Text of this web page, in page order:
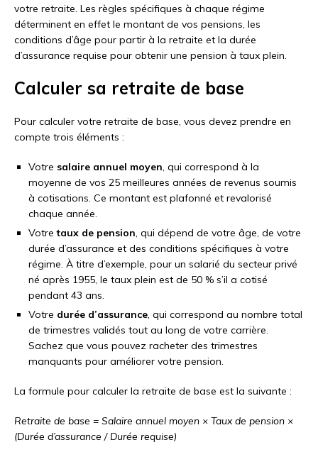
votre retraite. Les règles spécifiques à chaque régime
déterminent en effet le montant de vos pensions, les
conditions d’âge pour partir à la retraite et la durée
d’assurance requise pour obtenir une pension à taux plein.
Calculer sa retraite de base
Pour calculer votre retraite de base, vous devez prendre en
compte trois éléments :
Votre salaire annuel moyen, qui correspond à la
moyenne de vos 25 meilleures années de revenus soumis
à cotisations. Ce montant est plafonné et revalorisé
chaque année.
Votretaux de pension, qui dépend de votre âge, de votre
durée d’assurance et des conditions spécifiques à votre
régime. À titre d’exemple, pour un salarié du secteur privé
né après 1955, le taux plein est de 50 % s’il a cotisé
pendant 43 ans.
Votre durée d’assurance, qui correspond au nombre total
de trimestres validés tout au long de votre carrière.
Sachez que vous pouvez racheter des trimestres
manquants pour améliorer votre pension.
La formule pour calculer la retraite de base est la suivante :
Retraite de base = Salaire annuel moyen × Taux de pension ×
(Durée d’assurance / Durée requise)